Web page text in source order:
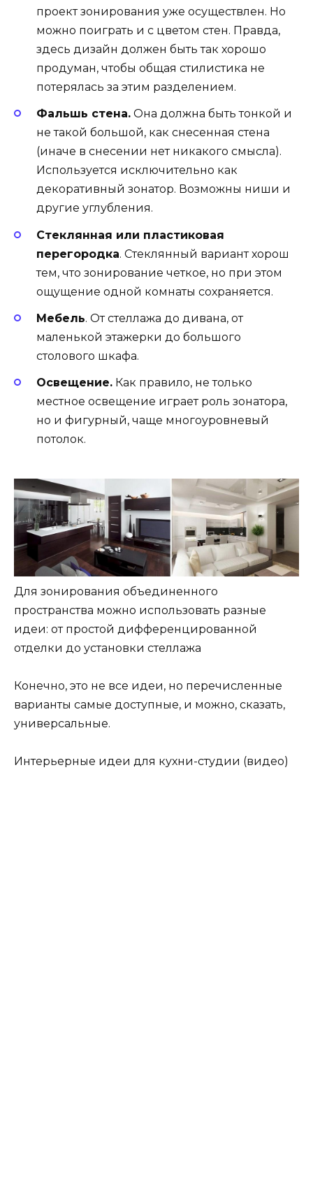
проект зонирования уже осуществлен. Но
можно поиграть и с цветом стен. Правда,
здесь дизайн должен быть так хорошо
продуман, чтобы общая стилистика не
потерялась за этим разделением.
Фальшь стена. Она должна быть тонкой и
не такой большой, как снесенная стена
(иначе в снесении нет никакого смысла).
Используется исключительно как
декоративный зонатор. Возможны ниши и
другие углубления.
Стеклянная или пластиковая
перегородка. Стеклянный вариант хорош
тем, что зонирование четкое, но при этом
ощущение одной комнаты сохраняется.
Мебель. От стеллажа до дивана, от
маленькой этажерки до большого
столового шкафа.
Освещение. Как правило, не только
местное освещение играет роль зонатора,
но и фигурный, чаще многоуровневый
потолок.
Для зонирования объединенного
пространства можно использовать разные
идеи: от простой дифференцированной
отделки до установки стеллажа
Конечно, это не все идеи, но перечисленные
варианты самые доступные, и можно, сказать,
универсальные.
Интерьерные идеи для кухни-студии (видео)